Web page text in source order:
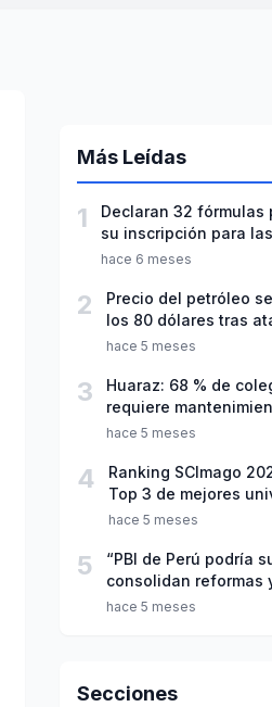
Más Leídas
1
Declaran 32
su inscripción para
hace 6 meses
2
Precio del petróleo
los 80 dólares tras
hace 5 meses
3
Huaraz: 68 % de
requiere
de inicio del año
hace 5 meses
4
Ranking SCImago
Top 3 de mejores
Perú
hace 5 meses
5
“PBI de Perú podría
consolidan reformas
hace 5 meses
Secciones